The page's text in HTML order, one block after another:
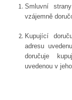
Smluvní
vzájemně
Kupující
adresu
doručuje
uvedenou v